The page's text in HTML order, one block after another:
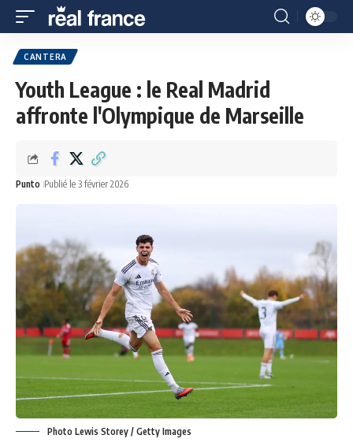
CANTERA
Youth League : le Real Madrid
affronte l'Olympique de Marseille
Punto Publié le 3 février 2026
Photo Lewis Storey / Getty Images